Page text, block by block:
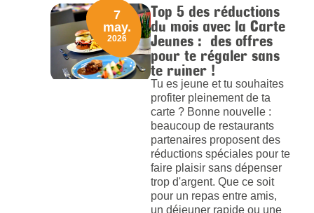
Top 5 des réductions
du mois avec la Carte
Jeunes : des offres
pour te régaler sans
te ruiner !
Tu es jeune et tu souhaites
profiter pleinement de ta
carte ? Bonne nouvelle :
beaucoup de restaurants
partenaires proposent des
réductions spéciales pour te
faire plaisir sans dépenser
trop d'argent. Que ce soit
pour un repas entre amis,
un déjeuner rapide ou une
7
may.
2026